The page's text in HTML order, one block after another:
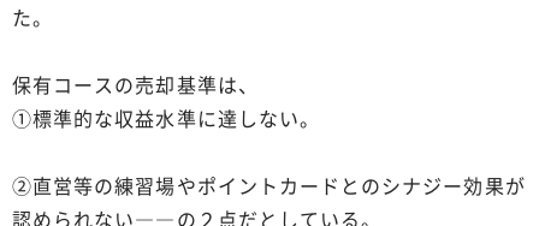
た。
保有コースの売却基準は、
①標準的な収益水準に達しない。
②直営等の練習場やポイントカードとのシナジー効果が
認められない――の２点だとしている。